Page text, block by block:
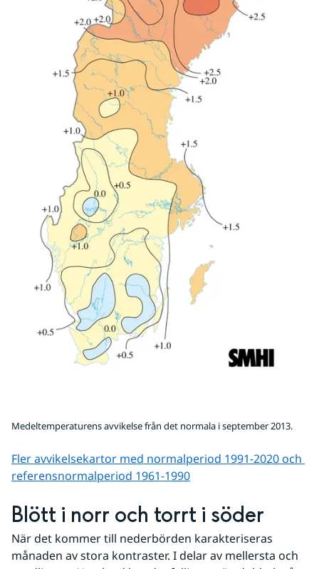
Medeltemperaturens avvikelse från det normala i september 2013.
Fler avvikelsekartor med normalperiod 1991-2020 och
referens­normalperiod 1961-1990
Blött i norr och torrt i söder
När det kommer till nederbörden karakteriseras
månaden av stora kontraster. I delar av mellersta och